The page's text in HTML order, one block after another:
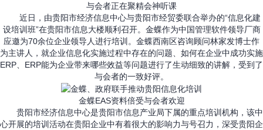
与会者正在聚精会神听课
近日，由贵阳市经济信息中心与贵阳市经贸委联合举办的“信息化建
设培训班”在贵阳市信息大楼顺利召开。金蝶作为中国管理软件领导厂商
应邀为70余位企业领导人进行培训。金蝶西南区咨询顾问林家发博士作
为主讲人，就企业信息化实施过程中存在的问题、如何在企业中成功实施
ERP、ERP能为企业带来哪些效益等问题进行了生动细致的讲解，受到了
与会者的一致好评。
金蝶EAS资料倍受与会者欢迎
贵阳市经济信息中心是贵阳市信息产业局下属的重点培训机构，该中
心开展的培训活动在贵阳企业中有着很大的影响力与号召力，深受贵阳企